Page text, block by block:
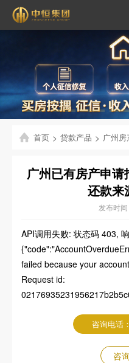
首页 > 贷款产品 > 广州
广州已有房产申
还款来
发布时
API调用失败: 状态码 403,
failed because your
Request id:
咨询电话
咨